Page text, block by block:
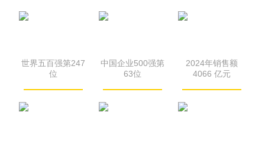
世界五百强第247
位
中国企业500强第
63位
2024年销售额
4066 亿元